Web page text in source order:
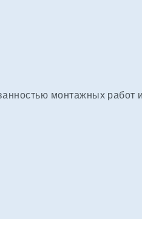
монтажных работ